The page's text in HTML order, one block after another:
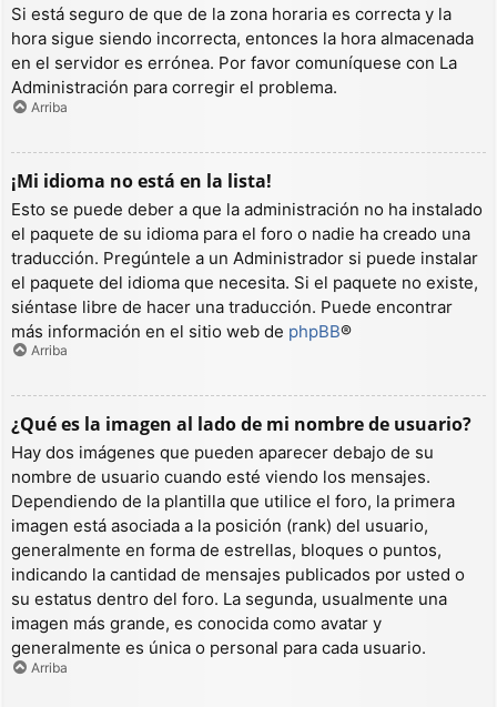
Si está seguro de que de la zona horaria es correcta y la
hora sigue siendo incorrecta, entonces la hora almacenada
en el servidor es errónea. Por favor comuníquese con La
Administración para corregir el problema.
Arriba
¡Mi idioma no está en la lista!
Esto se puede deber a que la administración no ha instalado
el paquete de su idioma para el foro o nadie ha creado una
traducción. Pregúntele a un Administrador si puede instalar
el paquete del idioma que necesita. Si el paquete no existe,
siéntase libre de hacer una traducción. Puede encontrar
más información en el sitio web de phpBB®
Arriba
¿Qué es la imagen al lado de mi nombre de usuario?
Hay dos imágenes que pueden aparecer debajo de su
nombre de usuario cuando esté viendo los mensajes.
Dependiendo de la plantilla que utilice el foro, la primera
imagen está asociada a la posición (rank) del usuario,
generalmente en forma de estrellas, bloques o puntos,
indicando la cantidad de mensajes publicados por usted o
su estatus dentro del foro. La segunda, usualmente una
imagen más grande, es conocida como avatar y
generalmente es única o personal para cada usuario.
Arriba